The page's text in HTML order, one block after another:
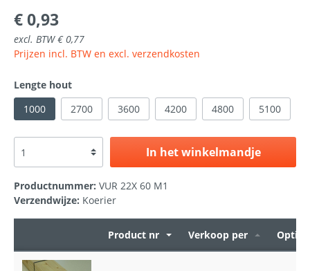
€ 0,93
excl. BTW € 0,77
Prijzen incl. BTW en excl. verzendkosten
Lengte hout
1000
2700 3600 4200 4800 5100
In het winkelmandje
Productnummer: VUR 22X 60 M1
Verzendwijze: Koerier
Product nr Verkoop per Opties